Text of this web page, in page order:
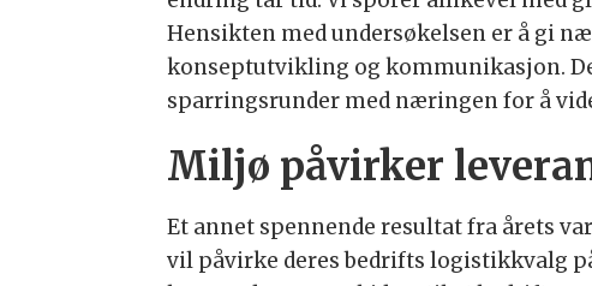
Hensikten med undersøkelsen er å gi
konseptutvikling og kommunikasjon.
sparringsrunder med næringen for å
Miljø påvirker
Et annet spennende resultat fra årets
vil påvirke deres bedrifts logistikkvalg